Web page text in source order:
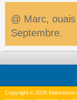
@ Marc,
Septembre.
Copyright © 2026